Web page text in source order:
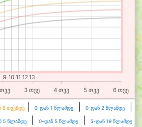
9 10 11 1213
3 თვე 4 თვე 5 თვე 6 თვე
6 თვემდე 0-დან 1 წლამდე 0-დან 2 წლამდე
5 წლამდე 0-დან 5 წლამდე 5-დან 19 წლამდე